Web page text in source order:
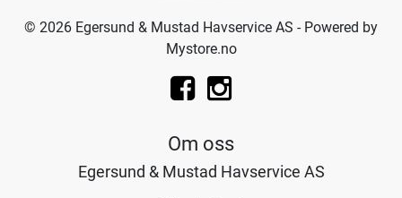
© 2026 Egersund & Mustad Havservice AS - Powered by
Mystore.no
Om oss
Egersund & Mustad Havservice AS